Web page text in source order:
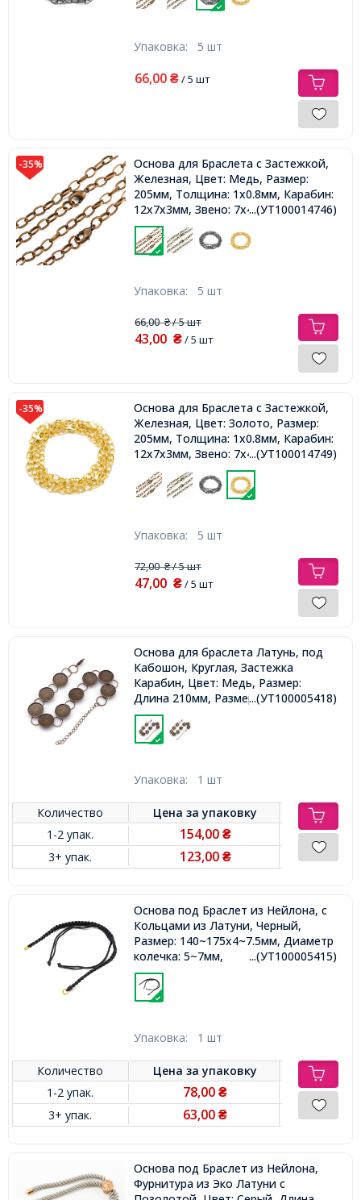
Упаковка: 5 шт
66,00 ₴/ 5 шт
-35%
Основа для Браслета с Застежкой,
Железная, Цвет: Медь, Размер:
205мм, Толщина: 1x0.8мм, Карабин:
12x7x3мм, Звено: 7x4.5x1мм,...(УТ100014746)
Упаковка: 5 шт
66,00₴/ 5 шт
43,00 ₴/ 5 шт
-35%
Основа для Браслета с Застежкой,
Железная, Цвет: Золото, Размер:
205мм, Толщина: 1x0.8мм, Карабин:
12x7x3мм, Звено: 7x4.5x1мм,...(УТ100014749)
Упаковка: 5 шт
72,00₴/ 5 шт
47,00 ₴/ 5 шт
Основа для браслета Латунь, под
Кабошон, Круглая, Застежка
Карабин, Цвет: Медь, Размер:
Длина 210мм, Размер Основы:
Диаметр 14мм,
...(УТ100005418)
Упаковка: 1 шт
Количество Цена заупаковку
1-2 упак.
154,00 ₴
3+ упак. 123,00 ₴
Основа под Браслет из Нейлона, с
Кольцами из Латуни, Черный,
Размер: 140~175x4~7.5мм, Диаметр
колечка: 5~7мм,
...(УТ100005415)
Упаковка: 1 шт
Количество Цена заупаковку
1-2 упак.
78,00₴
3+ упак. 63,00₴
Основа под Браслет из Нейлона,
Фурнитура из Эко Латуни с